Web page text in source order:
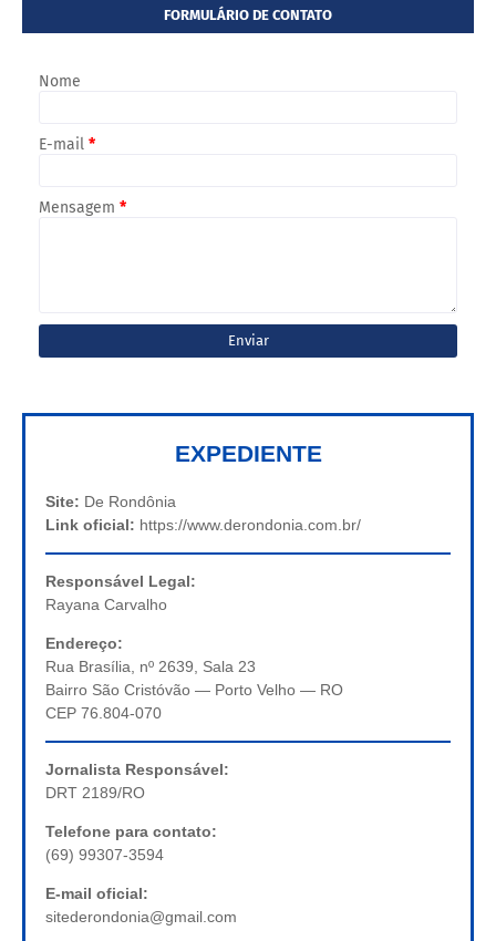
FORMULÁRIO DE CONTATO
Nome
E-mail *
Mensagem *
EXPEDIENTE
Site: De Rondônia
Link oficial: https://www.derondonia.com.br/
Responsável Legal:
Rayana Carvalho
Endereço:
Rua Brasília, nº 2639, Sala 23
Bairro São Cristóvão — Porto Velho — RO
CEP 76.804-070
Jornalista Responsável:
DRT 2189/RO
Telefone para contato:
(69) 99307-3594
E-mail oficial:
sitederondonia@gmail.com